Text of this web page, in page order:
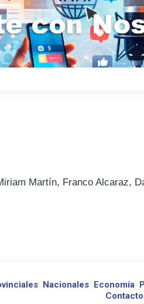
Martín, Franco Alcaraz,
Nacionales Economía
Contacto